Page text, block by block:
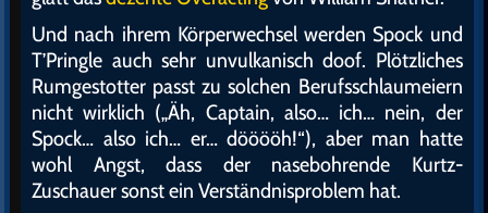
Und nach ihrem Körperwechsel werden Spock und
T’Pringle auch sehr unvulkanisch doof. Plötzliches
Rumgestotter passt zu solchen Berufsschlaumeiern
nicht wirklich („Äh, Captain, also… ich… nein, der
Spock… also ich… er… dööööh!“), aber man hatte
wohl Angst, dass der nasebohrende Kurtz-
Zuschauer sonst ein Verständnisproblem hat.